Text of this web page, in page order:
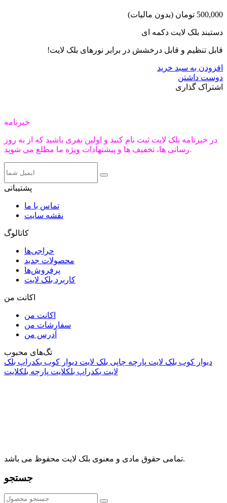
500,000 تومان (بدون مالیات)
دستبند بلک لایت دکمه ای
قابل تنظیم و قابل درخشش در برابر نورهای بلک لایت!
افزودن به سبد خرید
دوست داشتن
اشتراک گذاری
خبرنامه
در خبرنامه بلک لایت ثبت نام کنید و اولین نفری باشید که از به روز
رسانی ها، تخفیف ها و پیشنهادات ویژه ما مطلع می شوید.
پشتیبانی
تماس با ما
نقشه سایت
کاتالوگ
حراجی‌ها
محصولات جدید
پرفروش‌ها
کاربرد بلک لایت
اکانت من
اکانت من
سفارشات من
آدرس من
تگ‌های محبوب
دیوار کوب بلک لایت پارچه چاپی بلک لایت دیوار کوب بکدراپ بلک
لایت بکدراپ بلکلایت پارچه بلکلایت
تمامی حقوق مادی و معنوی بلک لایت محفوظ می باشد.
جستجو